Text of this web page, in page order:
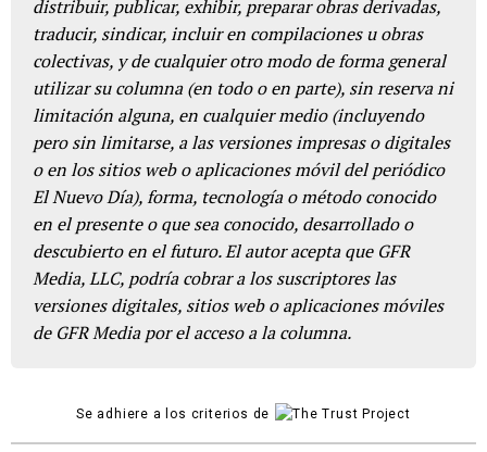
distribuir, publicar, exhibir, preparar obras derivadas,
traducir, sindicar, incluir en compilaciones u obras
colectivas, y de cualquier otro modo de forma general
utilizar su columna (en todo o en parte), sin reserva ni
limitación alguna, en cualquier medio (incluyendo
pero sin limitarse, a las versiones impresas o digitales
o en los sitios web o aplicaciones móvil del periódico
El Nuevo Día), forma, tecnología o método conocido
en el presente o que sea conocido, desarrollado o
descubierto en el futuro. El autor acepta que GFR
Media, LLC, podría cobrar a los suscriptores las
versiones digitales, sitios web o aplicaciones móviles
de GFR Media por el acceso a la columna.
Se adhiere a los criterios de